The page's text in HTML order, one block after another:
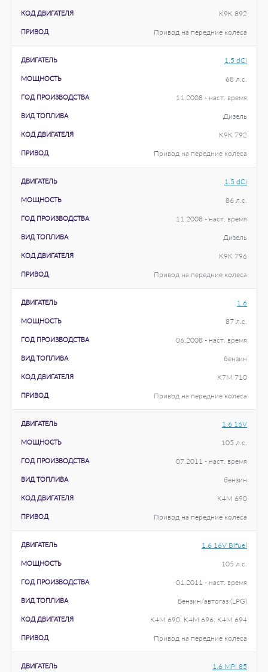
КОД ДВИГАТЕЛЯ K9K 892
ПРИВОД Привод на передние колеса
ДВИГАТЕЛЬ 1.5 dCi
МОЩНОСТЬ 68 л.с.
ГОД ПРОИЗВОДСТВА 11.2008 - наст. время
ВИД ТОПЛИВА Дизель
КОД ДВИГАТЕЛЯ K9K 792
ПРИВОД Привод на передние колеса
ДВИГАТЕЛЬ 1.5 dCi
МОЩНОСТЬ 86 л.с.
ГОД ПРОИЗВОДСТВА 11.2008 - наст. время
ВИД ТОПЛИВА Дизель
КОД ДВИГАТЕЛЯ K9K 796
ПРИВОД Привод на передние колеса
ДВИГАТЕЛЬ 1.6
МОЩНОСТЬ 87 л.с.
ГОД ПРОИЗВОДСТВА 06.2008 - наст. время
ВИД ТОПЛИВА бензин
КОД ДВИГАТЕЛЯ K7M 710
ПРИВОД Привод на передние колеса
ДВИГАТЕЛЬ 1.6 16V
МОЩНОСТЬ 105 л.с.
ГОД ПРОИЗВОДСТВА 07.2011 - наст. время
ВИД ТОПЛИВА бензин
КОД ДВИГАТЕЛЯ K4M 690
ПРИВОД Привод на передние колеса
ДВИГАТЕЛЬ 1.6 16V Bifuel
МОЩНОСТЬ 105 л.с.
ГОД ПРОИЗВОДСТВА 01.2011 - наст. время
ВИД ТОПЛИВА Бензин/автогаз (LPG)
КОД ДВИГАТЕЛЯ K4M 690; K4M 696; K4M 694
ПРИВОД Привод на передние колеса
ДВИГАТЕЛЬ 1.6 MPI 85